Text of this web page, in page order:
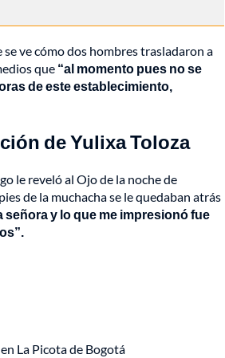
ve cómo dos hombres trasladaron a
que “al momento pues no se
de este establecimiento,
de Yulixa Toloza
le reveló al Ojo de la noche de
de la muchacha se le quedaban atrás
y lo que me impresionó fue
La Picota de Bogotá